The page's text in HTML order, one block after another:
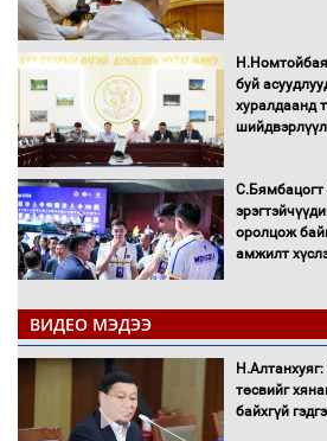
буй
хуралдаанд
С.Бямбацогт
оролцож
амжилт
Автобензин,
албан
ВИДЕО МЭДЭЭ
төсвийг
байхгүй